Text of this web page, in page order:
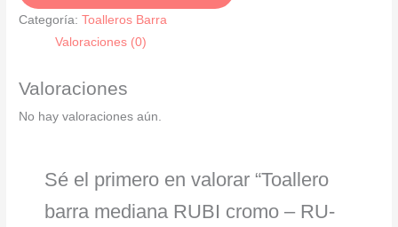
RUBI
cromo
RU-
cantidad
Categoría:Toalleros Barra
Valoraciones (0)
Valoraciones
No hay valoraciones aún.
Sé el primero en valorar “Toallero
barra mediana RUBI cromo – RU-